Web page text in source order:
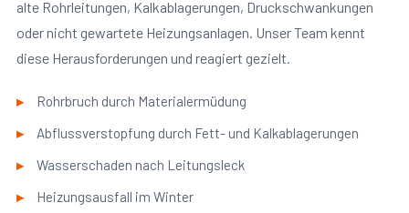
alte Rohrleitungen, Kalkablagerungen, Druckschwankungen
oder nicht gewartete Heizungsanlagen. Unser Team kennt
diese Herausforderungen und reagiert gezielt.
Rohrbruch durch Materialermüdung
Abflussverstopfung durch Fett- und Kalkablagerungen
Wasserschaden nach Leitungsleck
Heizungsausfall im Winter